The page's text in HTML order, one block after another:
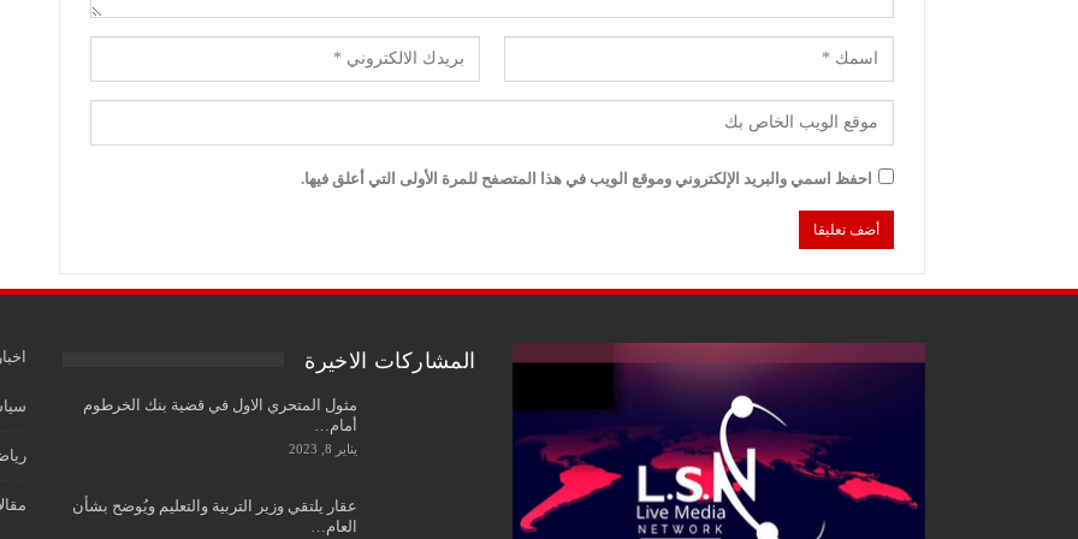
احفظ اسمي والبريد الإلكتروني وموقع الويب في هذا المتصفح للمرة الأولى التي أعلق فيها.
المشاركات الاخيرة
مثول المتحري الاول في قضية بنك الخرطوم
أمام…
يناير 8, 2023
عقار يلتقي وزير التربية والتعليم ويُوضح بشأن
العام…
اخبار